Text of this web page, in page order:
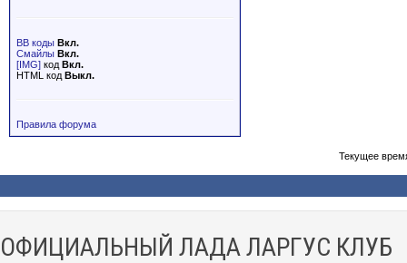
BB коды Вкл.
Смайлы Вкл.
[IMG] код Вкл.
HTML код Выкл.
Правила форума
Текущее
ОФИЦИАЛЬНЫЙ ЛАДА ЛАРГУС КЛУБ